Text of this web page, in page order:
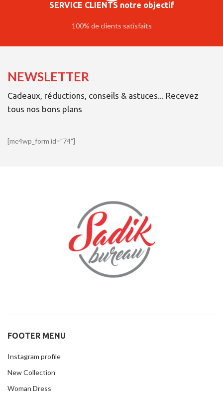
SERVICE CLIENTS notre objectif
100% de clients satisfaits
NEWSLETTER
Cadeaux, réductions, conseils & astuces... Recevez
tous nos bons plans
[mc4wp_form id="74"]
FOOTER MENU
Instagram profile
New Collection
Woman Dress